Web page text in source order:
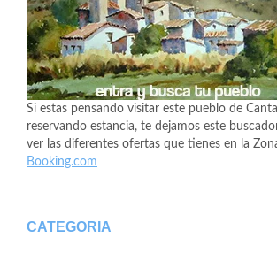
Si estas pensando visitar este pueblo de
reservando estancia, te dejamos este
ver las diferentes ofertas que tienes en la
Booking.com
CATEGORIA